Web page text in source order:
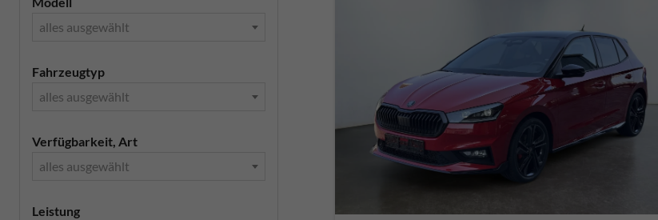
alles ausgewählt
Fahrzeugtyp
alles ausgewählt
Verfügbarkeit, Art
alles ausgewählt
Leistung